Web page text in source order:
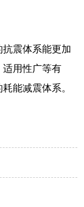
震体系能更加
适用性广等有
能减震体系。